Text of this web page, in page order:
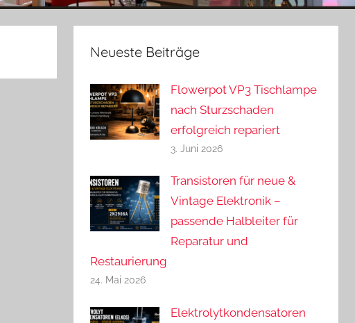
Neueste Beiträge
Flowerpot VP3 Tischlampe
nach Sturzschaden
erfolgreich repariert
3. Juni 2026
Transistoren für neue &
Vintage Elektronik –
passende Halbleiter für
Reparatur und
Restaurierung
24. Mai 2026
Elektrolytkondensatoren